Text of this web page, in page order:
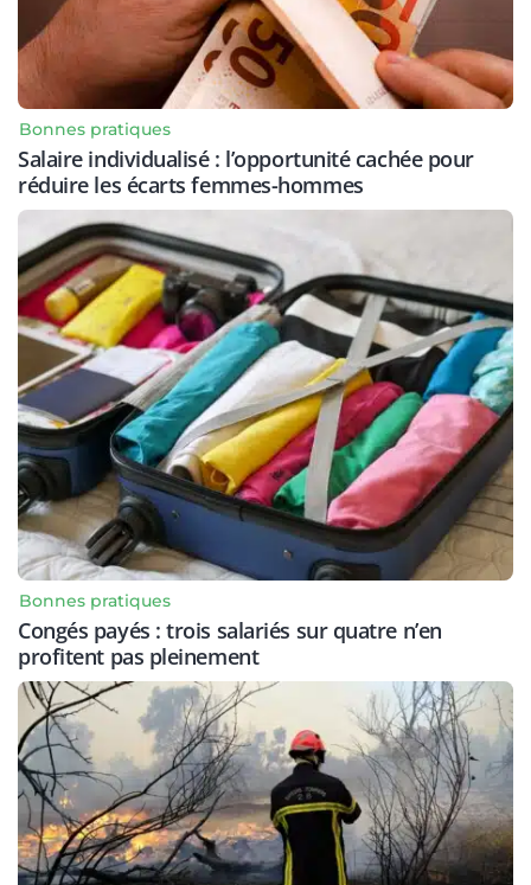
Bonnes pratiques
Salaire individualisé : l’opportunité cachée pour
réduire les écarts femmes-hommes
Bonnes pratiques
Congés payés : trois salariés sur quatre n’en
profitent pas pleinement